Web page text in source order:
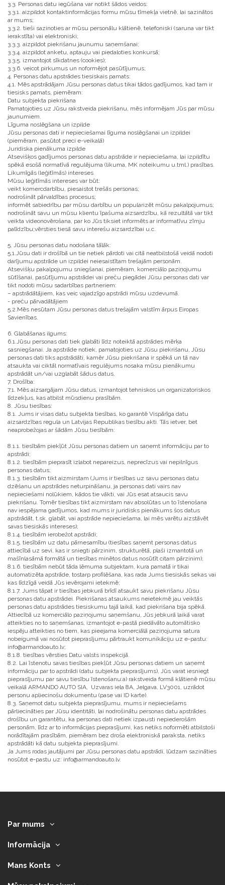
3.3. Personas datu iegūšana var notikt šādos veidos:
3.3.1. aizpildot kontaktinformācijas formu mūsu tīmekļa vietnē, lai sazinātos
ar mums;
3.3.2. tieši sazinoties ar mūsu personālu klātienē, telefoniski (saruna var tikt
ierakstīta) vai elektroniski;
3.3.3. aizpildot piekrišanu jaunumu saņemšanai;
3.3.4. aizpildot anketu, aptauju vai piedaloties konkursā;
3.3.5. izmantojot sīkdatnes (cookies);
3.3.6. veicot pirkumus un noformējot pasūtījumus;
4. Personas datu apstrādes tiesiskais pamats:
4.1. Mēs apstrādājam Jūsu personas datus tikai tādos gadījumos, kad tam ir
tiesisks pamats, piemēram:
Datu subjekta piekrišana
Pamatojoties uz Jūsu rakstveida piekrišanu, mēs informējam Jūs par mūsu
jaunumiem.
Līguma noslēgšana un izpilde
Jūsu personas dati ir nepieciešamai līguma noslēgšanai un izpildei
(piemēram, pasūtot preci e-veikalā)
Juridiska pienākuma izpilde
Atsevišķos gadījumos personas datu apstrāde ir nepieciešama, lai izpildītu
spēkā esošā normatīvā regulējuma (likuma, MK noteikumu u.tml.) prasības.
Likumīgās (leģitīmās) intereses
Mūsu leģitīmās intereses var būt:
veikt komercdarbību, piesaistot trešās personas;
nodrošināt pārvaldības procesus;
informēt sabiedrību par mūsu darbību un popularizēt mūsu pakalpojumus;
nodrošināt savu un mūsu klientu īpašuma aizsardzību, kā rezultātā var tikt
veikta videonovērošana, par ko Jūs tiksiet informēts ar informatīvu zīmju
palīdzību;vērsties tiesā savu interešu aizsardzībai u.c.
5. Jūsu personas datu nodošana tālāk:
5.1.Jūsu dati ir drošībā un tie netiek pārdoti vai citā neatbilstošā veidā nodoti
darījumu apstrāde un izpildei neiesaistītam trešajām personām.
Atsevišķu pakalpojumu sniegšanai, piemēram, komerciālo paziņojumu
sūtīšanai, pasūtījumu apstrādei vai preču piegādei Jūsu personas dati var
tikt nodoti mūsu sadarbības partneriem:
– apstrādātājiem, kas veic vajadzīgo apstrādi mūsu uzdevumā.
- preču pārvadātājiem
5.2.Mēs nesūtam Jūsu personas datus trešajām valstīm ārpus Eiropas
Savienības.
6. Glabāšanas ilgums:
6.1.Jūsu personas dati tiek glabāti līdz noteiktā apstrādes mērķa
sasniegšanai. Ja apstrāde notiek, pamatojoties uz Jūsu piekrišanu, Jūsu
personas dati tiks apstrādāti, kamēr Jūsu piekrišana ir spēkā un tā nav
atsaukta vai ciktāl normatīvais regulējums nosaka mūsu pienākumu
apstrādāt un/vai uzglabāt šādus datus.
7. Drošība:
7.1. Mēs aizsargājam Jūsu datus, izmantojot tehniskos un organizatoriskos
līdzekļus, kas atbilst mūsdienu prasībām.
8. Jūsu tiesības:
8.1. Jums ir visas datu subjekta tiesības, ko garantē Vispārīga datu
aizsardzības regula un Latvijas Republikas tiesību akti. Tās ietver, bet
neaprobežojas ar šādām Jūsu tiesībām:
8.1.1. tiesībām piekļūt Jūsu personas datiem un saņemt informāciju par to
apstrādi;
8.1.2. tiesībām pieprasīt izlabot nepareizus, neprecīzus vai nepilnīgus
personas datus;
8.1.3. tiesībām tikt aizmirstam (Jums ir tiesības uz savu personas datu
dzēšanu un apstrādes neturpināšanu, ja personas dati vairs nav
nepieciešami nolūkiem, kādos tie vākti, vai Jūs esat atsaucis savu
piekrišanu. Tomēr tiesības tikt aizmirstam nav absolūtas un to īstenošana
nav iespējama gadījumos, kad mums ir juridisks pienākums šos datus
apstrādāt, t.sk. glabāt, vai apstrāde nepieciešama, lai mēs varētu aizstāvēt
savas tiesiskās intereses);
8.1.4. tiesībām ierobežot apstrādi;
8.1.5. tiesībām uz datu pārnesamību (tiesības saņemt personas datus
attiecībā uz sevi, kas ir sniegti pārzinim, strukturētā, plaši izmantotā un
mašīnlasāmā formātā un tiesības minētos datus nosūtīt citam pārzinim);
8.1.6. tiesībām nebūt tāda lēmuma subjektam, kura pamatā ir tikai
automatizēta apstrāde, tostarp profilēšana, kas rada Jums tiesiskās sekas vai
kas līdzīgā veidā Jūs ievērojami ietekmē;
8.1.7. Jums tāpat ir tiesības jebkurā brīdī atsaukt savu piekrišanu Jūsu
personas datu apstrādei. Piekrišanas atsaukums neietekmē jau veiktās
personas datu apstrādes tiesiskumu tajā laikā, kad piekrišana bija spēkā.
Attiecībā uz komerciālo paziņojumu saņemšanu, Jūs jebkurā laikā varat
atteikties no to saņemšanas, izmantojot e-pastā piedāvāto automātisko
iespēju atteikties no tiem, kas pieejama komerciālā paziņojuma satura
nobeigumā vai nosūtot pieprasījumu pārtraukt komunikāciju uz e-pastu:
info@armandoauto.lv;
8.1.8. tiesības vērsties Datu valsts inspekcijā.
8.2. Lai īstenotu savas tiesības piekļūt Jūsu personas datiem un saņemt
informāciju par to apstrādi (datu subjekta pieprasījums), Jūs varat iesniegt
pieprasījumu par savu tiesību īstenošanu:a) rakstveida formā klātienē mūsu
veikalā ARMANDO AUTO SIA, Uzvaras iela 8A, Jelgava, LV3001, uzrādot
personu apliecinošu dokumentu (pase vai ID karte).
8.3. Saņemot datu subjekta pieprasījumu, mums ir nepieciešams
pārliecināties par Jūsu identitāti, lai nodrošinātu personas datu apstrādes
drošību un garantētu, ka personas dati netiek izpausti nepiederošām
personām, līdz ar to informācijas pieprasījumi, kas netiks noformēti atbilstoši
norādītajām prasībām, piemēram bez droša elektroniskā paraksta, netiks
apstrādāti kā datu subjekta pieprasījumi.
Ja Jums rodas jautājumi par Jūsu personas datu apstrādi, lūdzam sazināties
nosūtot e-pastu uz: info@armandoauto.lv.
Par mums
Informācija
Mans Konts